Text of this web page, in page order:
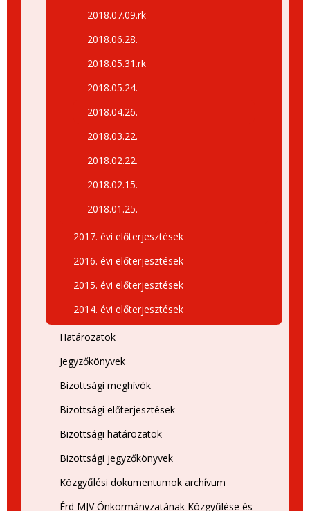
2018.07.09.rk
2018.06.28.
2018.05.31.rk
2018.05.24.
2018.04.26.
2018.03.22.
2018.02.22.
2018.02.15.
2018.01.25.
2017. évi előterjesztések
2016. évi előterjesztések
2015. évi előterjesztések
2014. évi előterjesztések
Határozatok
Jegyzőkönyvek
Bizottsági meghívók
Bizottsági előterjesztések
Bizottsági határozatok
Bizottsági jegyzőkönyvek
Közgyűlési dokumentumok archívum
Érd MJV Önkormányzatának Közgyűlése és